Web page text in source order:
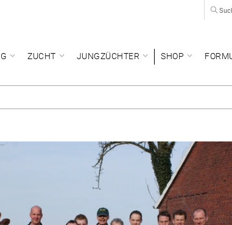
ZUCHT JUNGZÜCHTER SHOP